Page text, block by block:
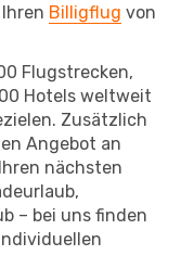
Billigflug von
Flugstrecken,
Hotels weltweit
Zusätzlich
Angebot an
nächsten
– bei uns finden